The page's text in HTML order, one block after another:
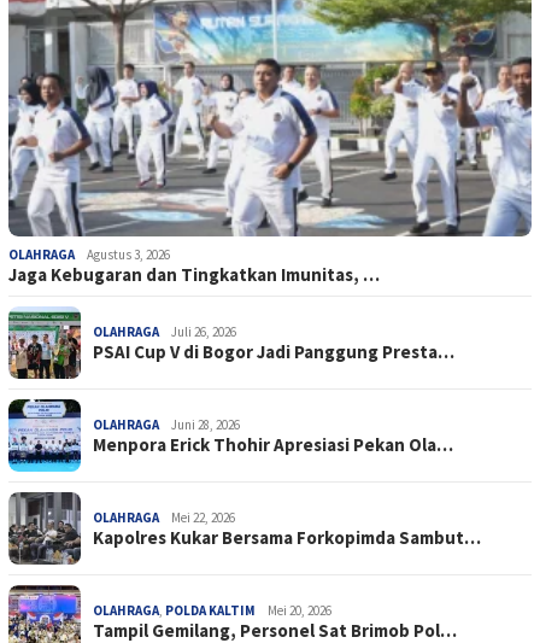
OLAHRAGA Agustus 3, 2026
Jaga Kebugaran dan Tingkatkan Imunitas, …
OLAHRAGA Juli 26, 2026
PSAI Cup V di Bogor Jadi Panggung Presta…
OLAHRAGA Juni 28, 2026
Menpora Erick Thohir Apresiasi Pekan Ola…
OLAHRAGA Mei 22, 2026
Kapolres Kukar Bersama Forkopimda Sambut…
OLAHRAGA, POLDA KALTIM Mei 20, 2026
Tampil Gemilang, Personel Sat Brimob Pol…